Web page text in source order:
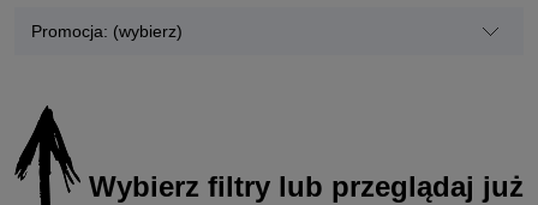
Promocja: (wybierz)
Wybierz filtry lub przeglądaj już